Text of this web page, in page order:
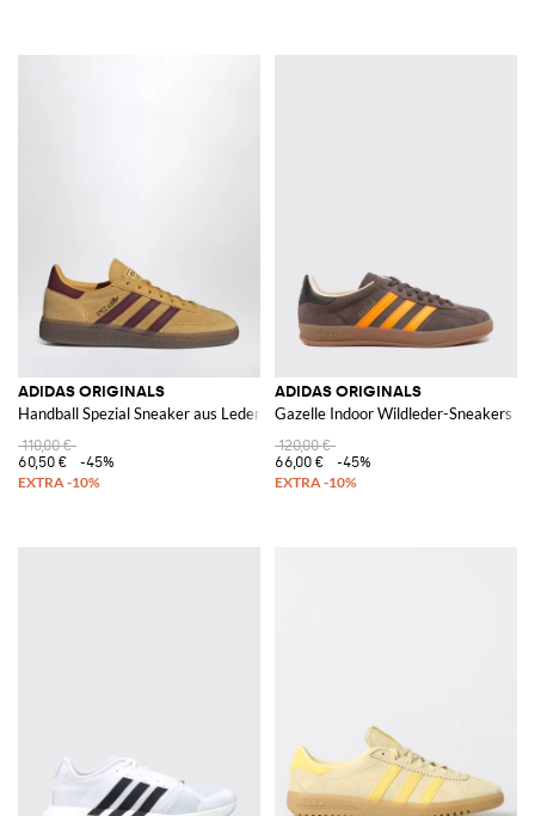
ADIDAS ORIGINALS
Handball Spezial Sneaker aus Leder und Wildleder mit 3-Streifen
110,00 €
60,50 €
-45%
ADIDAS ORIGINALS
Gazelle Indoor Wildleder-Sneakers
120,00 €
66,00 €
-45%